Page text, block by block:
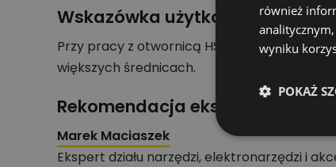
Wskazówka użytkowa
Przy pracy z otwornicą HSS-bimetaliczną
większych średnicach.
Rekomendacja eksperta działu
Marek Maciaszek
Ekspert działu narzędzi, elektronarzędzi i
również
wyniku
POKAŻ